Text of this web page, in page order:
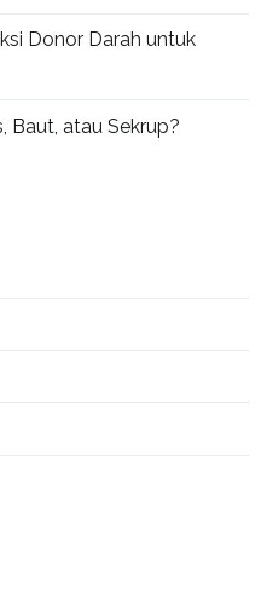
Donor Darah untuk
Baut, atau Sekrup?